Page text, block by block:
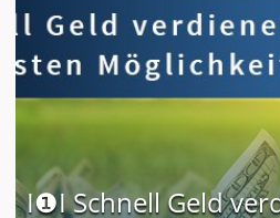
I❶I Schnell Geld